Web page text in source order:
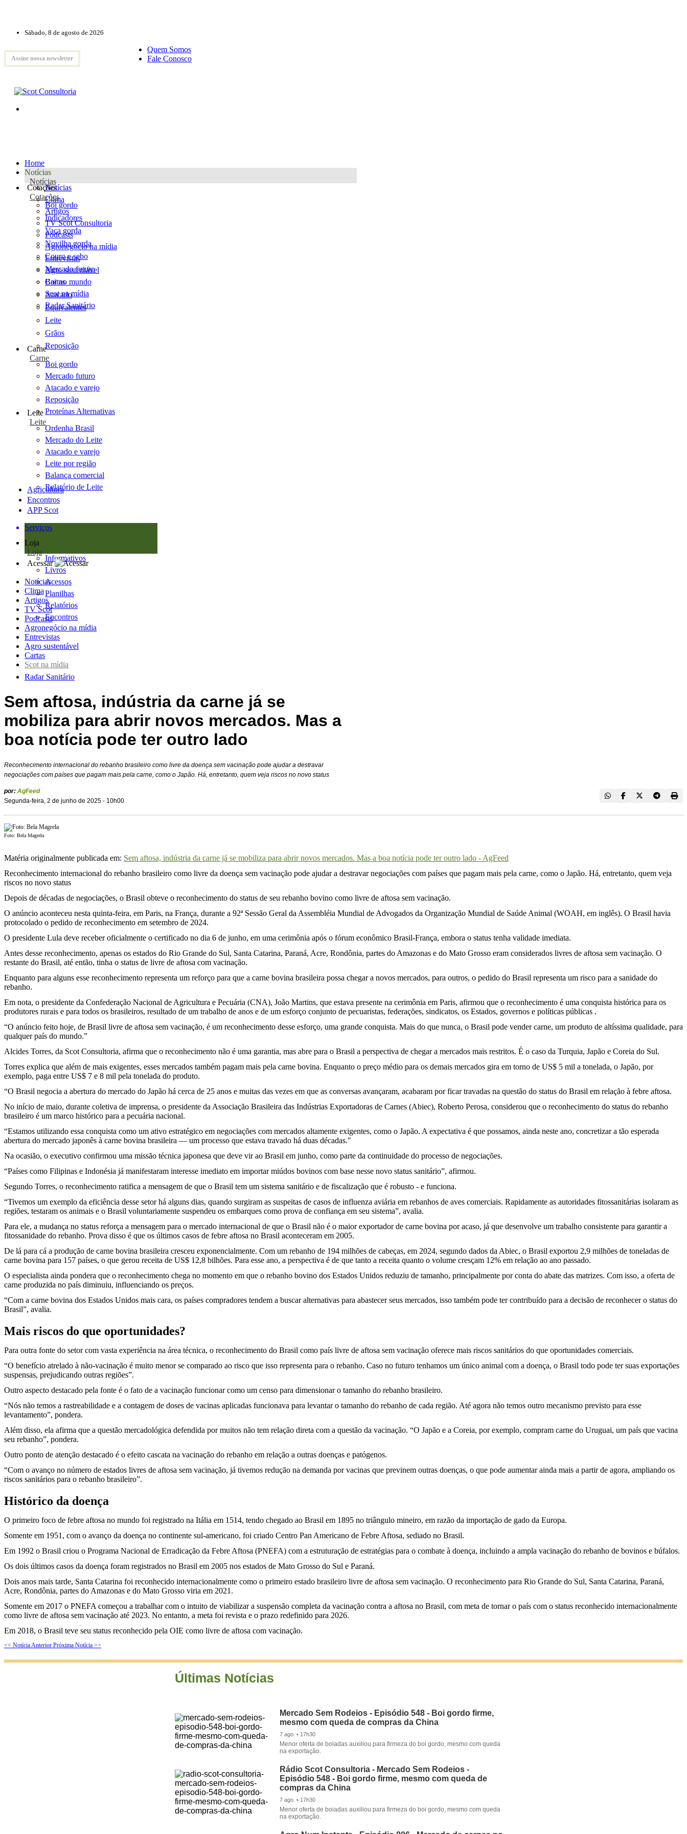
Sábado, 8 de agosto de 2026
Assine nossa newsletter
Quem Somos
Fale Conosco
Home
Notícias
Notícias
Notícias
Clima
Artigos
TV Scot Consultoria
Podcasts
Agronegócio na mídia
Entrevistas
Agro sustentável
Cartas
Scot na mídia
Radar Sanitário
Cotações
Cotações
Boi gordo
Indicadores
Vaca gorda
Novilha gorda
Couro e sebo
Mercado futuro
Boi no mundo
Atacado
Equivalentes
Leite
Grãos
Reposição
Carne
Carne
Boi gordo
Mercado futuro
Atacado e varejo
Reposição
Proteínas Alternativas
Leite
Leite
Ordenha Brasil
Mercado do Leite
Atacado e varejo
Leite por região
Balança comercial
Relatório de Leite
Agricultura
Encontros
APP Scot
Serviços
Loja
Loja
Informativos
Livros
Acessos
Planilhas
Relatórios
Encontros
Acessar
Notícias
Clima
Artigos
TV Scot
Podcasts
Agronegócio na mídia
Entrevistas
Agro sustentável
Cartas
Scot na mídia
Radar Sanitário
Sem aftosa, indústria da carne já se
mobiliza para abrir novos mercados. Mas a
boa notícia pode ter outro lado
Reconhecimento internacional do rebanho brasileiro como livre da doença sem vacinação pode ajudar a destravar
negociações com países que pagam mais pela carne, como o Japão. Há, entretanto, quem veja riscos no novo status
por: AgFeed
Segunda-feira, 2 de junho de 2025 - 10h00
Foto: Bela Magrela
Matéria originalmente publicada em: Sem aftosa, indústria da carne já se mobiliza para abrir novos mercados. Mas a boa notícia pode ter outro lado - AgFeed
Reconhecimento internacional do rebanho brasileiro como livre da doença sem vacinação pode ajudar a destravar negociações com países que pagam mais pela carne, como o Japão. Há, entretanto, quem veja
riscos no novo status
Depois de décadas de negociações, o Brasil obteve o reconhecimento do status de seu rebanho bovino como livre de aftosa sem vacinação.
O anúncio aconteceu nesta quinta-feira, em Paris, na França, durante a 92ª Sessão Geral da Assembléia Mundial de Advogados da Organização Mundial de Saúde Animal (WOAH, em inglês). O Brasil havia
protocolado o pedido de reconhecimento em setembro de 2024.
O presidente Lula deve receber oficialmente o certificado no dia 6 de junho, em uma cerimônia após o fórum econômico Brasil-França, embora o status tenha validade imediata.
Antes desse reconhecimento, apenas os estados do Rio Grande do Sul, Santa Catarina, Paraná, Acre, Rondônia, partes do Amazonas e do Mato Grosso eram considerados livres de aftosa sem vacinação. O
restante do Brasil, até então, tinha o status de livre de aftosa com vacinação.
Enquanto para alguns esse reconhecimento representa um reforço para que a carne bovina brasileira possa chegar a novos mercados, para outros, o pedido do Brasil representa um risco para a sanidade do
rebanho.
Em nota, o presidente da Confederação Nacional de Agricultura e Pecuária (CNA), João Martins, que estava presente na cerimônia em Paris, afirmou que o reconhecimento é uma conquista histórica para os
produtores rurais e para todos os brasileiros, resultado de um trabalho de anos e de um esforço conjunto de pecuaristas, federações, sindicatos, os Estados, governos e políticas públicas .
“O anúncio feito hoje, de Brasil livre de aftosa sem vacinação, é um reconhecimento desse esforço, uma grande conquista. Mais do que nunca, o Brasil pode vender carne, um produto de altíssima qualidade, para
qualquer país do mundo.”
Alcides Torres, da Scot Consultoria, afirma que o reconhecimento não é uma garantia, mas abre para o Brasil a perspectiva de chegar a mercados mais restritos. É o caso da Turquia, Japão e Coreia do Sul.
Torres explica que além de mais exigentes, esses mercados também pagam mais pela carne bovina. Enquanto o preço médio para os demais mercados gira em torno de US$ 5 mil a tonelada, o Japão, por
exemplo, paga entre US$ 7 e 8 mil pela tonelada do produto.
“O Brasil negocia a abertura do mercado do Japão há cerca de 25 anos e muitas das vezes em que as conversas avançaram, acabaram por ficar travadas na questão do status do Brasil em relação à febre aftosa.
No início de maio, durante coletiva de imprensa, o presidente da Associação Brasileira das Indústrias Exportadoras de Carnes (Abiec), Roberto Perosa, considerou que o reconhecimento do status do rebanho
brasileiro é um marco histórico para a pecuária nacional.
“Estamos utilizando essa conquista como um ativo estratégico em negociações com mercados altamente exigentes, como o Japão. A expectativa é que possamos, ainda neste ano, concretizar a tão esperada
abertura do mercado japonês à carne bovina brasileira — um processo que estava travado há duas décadas."
Na ocasião, o executivo confirmou uma missão técnica japonesa que deve vir ao Brasil em junho, como parte da continuidade do processo de negociações.
“Países como Filipinas e Indonésia já manifestaram interesse imediato em importar miúdos bovinos com base nesse novo status sanitário”, afirmou.
Segundo Torres, o reconhecimento ratifica a mensagem de que o Brasil tem um sistema sanitário e de fiscalização que é robusto - e funciona.
“Tivemos um exemplo da eficiência desse setor há alguns dias, quando surgiram as suspeitas de casos de influenza aviária em rebanhos de aves comerciais. Rapidamente as autoridades fitossanitárias isolaram as
regiões, testaram os animais e o Brasil voluntariamente suspendeu os embarques como prova de confiança em seu sistema”, avalia.
Para ele, a mudança no status reforça a mensagem para o mercado internacional de que o Brasil não é o maior exportador de carne bovina por acaso, já que desenvolve um trabalho consistente para garantir a
fitossanidade do rebanho. Prova disso é que os últimos casos de febre aftosa no Brasil aconteceram em 2005.
De lá para cá a produção de carne bovina brasileira cresceu exponencialmente. Com um rebanho de 194 milhões de cabeças, em 2024, segundo dados da Abiec, o Brasil exportou 2,9 milhões de toneladas de
carne bovina para 157 países, o que gerou receita de US$ 12,8 bilhões. Para esse ano, a perspectiva é de que tanto a receita quanto o volume cresçam 12% em relação ao ano passado.
O especialista ainda pondera que o reconhecimento chega no momento em que o rebanho bovino dos Estados Unidos reduziu de tamanho, principalmente por conta do abate das matrizes. Com isso, a oferta de
carne produzida no país diminuiu, influenciando os preços.
“Com a carne bovina dos Estados Unidos mais cara, os países compradores tendem a buscar alternativas para abastecer seus mercados, isso também pode ter contribuído para a decisão de reconhecer o status do
Brasil”, avalia.
Mais riscos do que oportunidades?
Para outra fonte do setor com vasta experiência na área técnica, o reconhecimento do Brasil como país livre de aftosa sem vacinação oferece mais riscos sanitários do que oportunidades comerciais.
“O benefício atrelado à não-vacinação é muito menor se comparado ao risco que isso representa para o rebanho. Caso no futuro tenhamos um único animal com a doença, o Brasil todo pode ter suas exportações
suspensas, prejudicando outras regiões”.
Outro aspecto destacado pela fonte é o fato de a vacinação funcionar como um censo para dimensionar o tamanho do rebanho brasileiro.
“Nós não temos a rastreabilidade e a contagem de doses de vacinas aplicadas funcionava para levantar o tamanho do rebanho de cada região. Até agora não temos outro mecanismo previsto para esse
levantamento”, pondera.
Além disso, ela afirma que a questão mercadológica defendida por muitos não tem relação direta com a questão da vacinação. “O Japão e a Coreia, por exemplo, compram carne do Uruguai, um país que vacina
seu rebanho”, pondera.
Outro ponto de atenção destacado é o efeito cascata na vacinação do rebanho em relação a outras doenças e patógenos.
“Com o avanço no número de estados livres de aftosa sem vacinação, já tivemos redução na demanda por vacinas que previnem outras doenças, o que pode aumentar ainda mais a partir de agora, ampliando os
riscos sanitários para o rebanho brasileiro”.
Histórico da doença
O primeiro foco de febre aftosa no mundo foi registrado na Itália em 1514, tendo chegado ao Brasil em 1895 no triângulo mineiro, em razão da importação de gado da Europa.
Somente em 1951, com o avanço da doença no continente sul-americano, foi criado Centro Pan Americano de Febre Aftosa, sediado no Brasil.
Em 1992 o Brasil criou o Programa Nacional de Erradicação da Febre Aftosa (PNEFA) com a estruturação de estratégias para o combate à doença, incluindo a ampla vacinação do rebanho de bovinos e búfalos.
Os dois últimos casos da doença foram registrados no Brasil em 2005 nos estados de Mato Grosso do Sul e Paraná.
Dois anos mais tarde, Santa Catarina foi reconhecido internacionalmente como o primeiro estado brasileiro livre de aftosa sem vacinação. O reconhecimento para Rio Grande do Sul, Santa Catarina, Paraná,
Acre, Rondônia, partes do Amazonas e do Mato Grosso viria em 2021.
Somente em 2017 o PNEFA começou a trabalhar com o intuito de viabilizar a suspensão completa da vacinação contra a aftosa no Brasil, com meta de tornar o país com o status reconhecido internacionalmente
como livre de aftosa sem vacinação até 2023. No entanto, a meta foi revista e o prazo redefinido para 2026.
Em 2018, o Brasil teve seu status reconhecido pela OIE como livre de aftosa com vacinação.
<< Notícia Anterior Próxima Notícia >>
Últimas Notícias
Mercado Sem Rodeios - Episódio 548 - Boi gordo firme,
mesmo com queda de compras da China
7 ago. • 17h30
Menor oferta de boiadas auxiliou para firmeza do boi gordo, mesmo com queda
na exportação.
Rádio Scot Consultoria - Mercado Sem Rodeios -
Episódio 548 - Boi gordo firme, mesmo com queda de
compras da China
7 ago. • 17h30
Menor oferta de boiadas auxiliou para firmeza do boi gordo, mesmo com queda
na exportação.